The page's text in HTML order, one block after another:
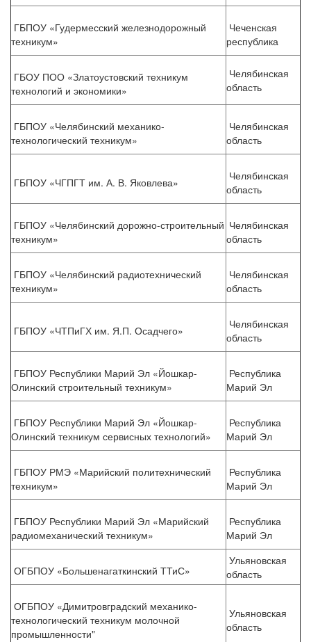
ГБПОУ «Гудермесский железнодорожный
техникум»
Чеченская
республика
ГБОУ ПОО «Златоустовский техникум
технологий и экономики»
Челябинская
область
ГБПОУ «Челябинский механико-
технологический техникум»
Челябинская
область
ГБПОУ «ЧГПГТ им. А. В. Яковлева»
Челябинская
область
ГБПОУ «Челябинский дорожно-строительный
техникум»
Челябинская
область
ГБПОУ «Челябинский радиотехнический
техникум»
Челябинская
область
ГБПОУ «ЧТПиГХ им. Я.П. Осадчего»
Челябинская
область
ГБПОУ Республики Марий Эл «Йошкар-
Олинский строительный техникум»
Республика
Марий Эл
ГБПОУ Республики Марий Эл «Йошкар-
Олинский техникум сервисных технологий»
Республика
Марий Эл
ГБПОУ РМЭ «Марийский политехнический
техникум»
Республика
Марий Эл
ГБПОУ Республики Марий Эл «Марийский
радиомеханический техникум»
Республика
Марий Эл
ОГБПОУ «Большенагаткинский ТТиС»
Ульяновская
область
ОГБПОУ «Димитровградский механико-
технологический техникум молочной
промышленности"
Ульяновская
область